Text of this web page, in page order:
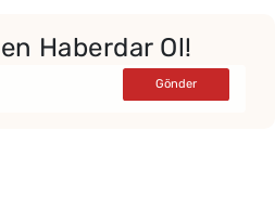
Haberdar Ol!